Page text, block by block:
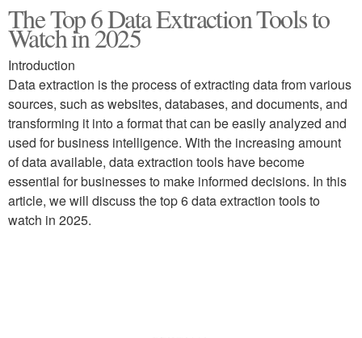
The Top 6 Data Extraction Tools to
Watch in 2025
Introduction
Data extraction is the process of extracting data from various
sources, such as websites, databases, and documents, and
transforming it into a format that can be easily analyzed and
used for business intelligence. With the increasing amount
of data available, data extraction tools have become
essential for businesses to make informed decisions. In this
article, we will discuss the top 6 data extraction tools to
watch in 2025.